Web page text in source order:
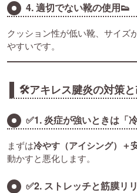
4. 適切でない靴の使用👟
クッション性が低い靴、サイズ
やすいです。
🛠アキレス腱炎の対策
✅1. 炎症が強いときは「
まずは冷やす（アイシング）＋
動かすと悪化します。
✅2. ストレッチと筋膜リ